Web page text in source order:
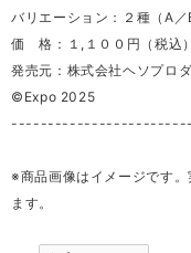
バリエーション：２種（A／
価 格：１,１００円（税込）
発売元：株式会社ヘソプロ
©Expo 2025
※商品画像はイメージです
ます。